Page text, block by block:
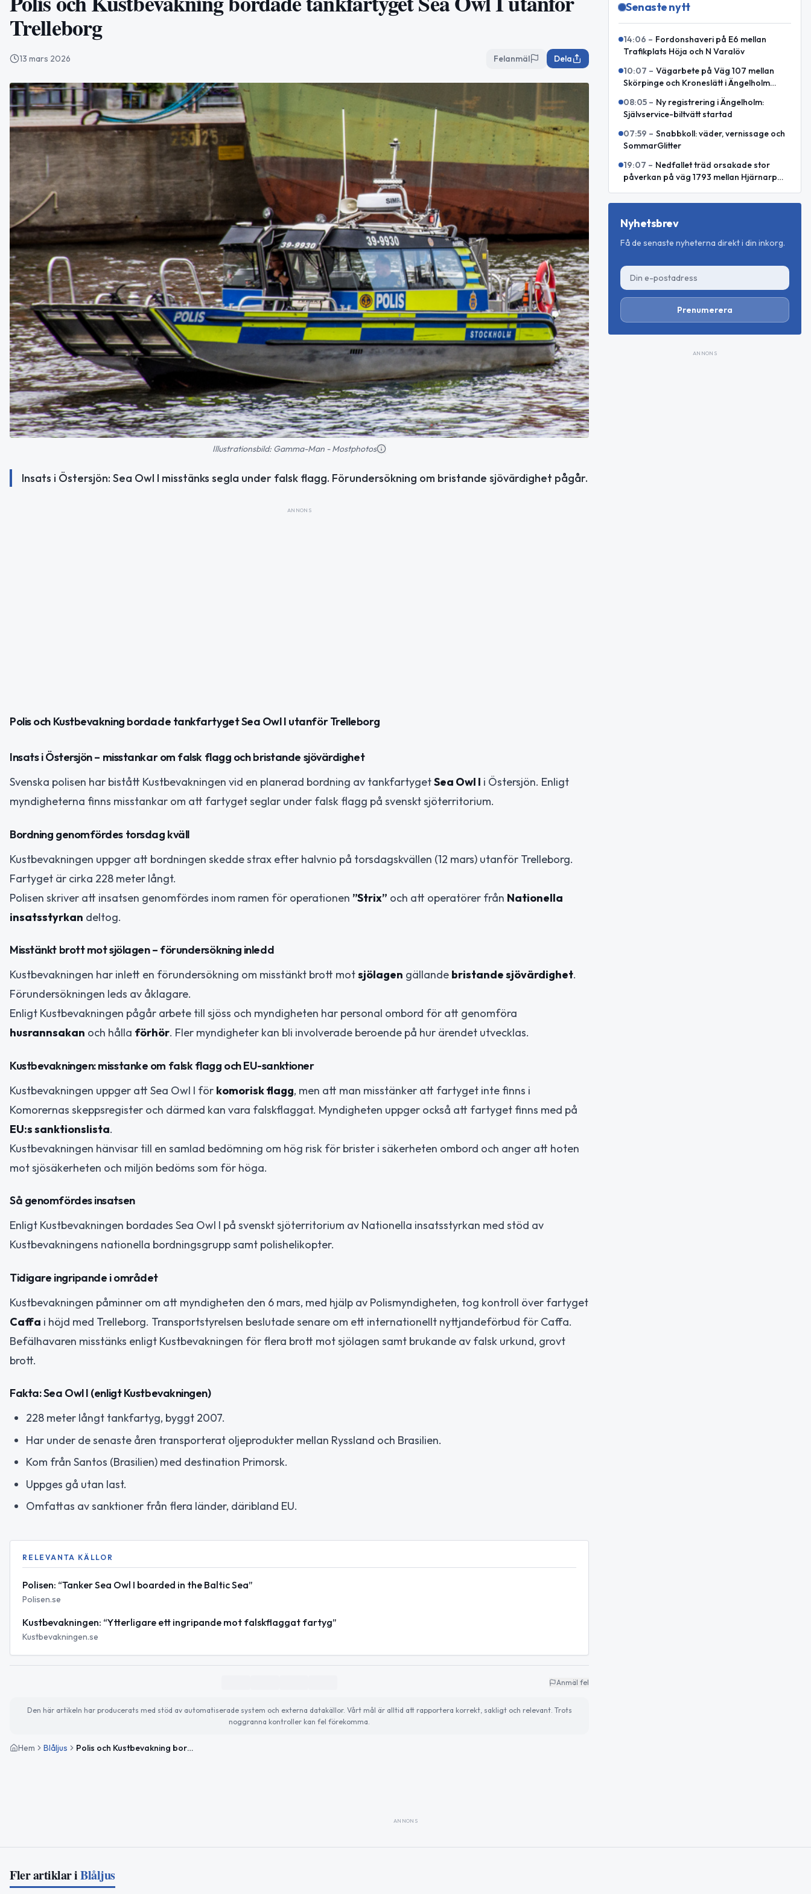
Trelleborg
13 mars 2026 Felanmäl Dela
Illustrationsbild: Gamma-Man - Mostphotos
Insats i Östersjön: Sea Owl I misstänks segla under falsk flagg. Förundersökning om bristande sjövärdighet pågår.
ANNONS
Polis och Kustbevakning bordade tankfartyget Sea Owl I utanför Trelleborg
Insats i Östersjön – misstankar om falsk flagg och bristande sjövärdighet
Svenska polisen har bistått Kustbevakningen vid en planerad bordning av tankfartygetSea Owl I i Östersjön. Enligt
myndigheterna finns misstankar om att fartyget seglar under falsk flagg på svenskt sjöterritorium.
Bordning genomfördes torsdag kväll
Kustbevakningen uppger att bordningen skedde strax efter halvnio på torsdagskvällen (12 mars) utanför Trelleborg.
Fartyget är cirka 228 meter långt.
Polisen skriver att insatsen genomfördes inom ramen för operationen ”Strix” och att operatörer från Nationella
insatsstyrkan deltog.
Misstänkt brott mot sjölagen – förundersökning inledd
Kustbevakningen har inlett en förundersökning om misstänkt brott motsjölagen gällande bristande sjövärdighet.
Förundersökningen leds av åklagare.
Enligt Kustbevakningen pågår arbete till sjöss och myndigheten har personal ombord för att genomföra
husrannsakan och hålla förhör. Fler myndigheter kan bli involverade beroende på hur ärendet utvecklas.
Kustbevakningen: misstanke om falsk flagg och EU-sanktioner
Kustbevakningen uppger att Sea Owl I för komorisk flagg, men att man misstänker att fartyget inte finns i
Komorernas skeppsregister och därmed kan vara falskflaggat. Myndigheten uppger också att fartyget finns med på
EU:s sanktionslista.
Kustbevakningen hänvisar till en samlad bedömning om hög risk för brister i säkerheten ombord och anger att hoten
mot sjösäkerheten och miljön bedöms som för höga.
Så genomfördes insatsen
Enligt Kustbevakningen bordades Sea Owl I på svenskt sjöterritorium av Nationella insatsstyrkan med stöd av
Kustbevakningens nationella bordningsgrupp samt polishelikopter.
Tidigare ingripande i området
Kustbevakningen påminner om att myndigheten den 6 mars, med hjälp av Polismyndigheten, tog kontroll över fartyget
Caffa i höjd med Trelleborg. Transportstyrelsen beslutade senare om ett internationellt nyttjandeförbud för Caffa.
Befälhavaren misstänks enligt Kustbevakningen för flera brott mot sjölagen samt brukande av falsk urkund, grovt
brott.
Fakta: Sea Owl I (enligt Kustbevakningen)
228 meter långt tankfartyg, byggt 2007.
Har under de senaste åren transporterat oljeprodukter mellan Ryssland och Brasilien.
Kom från Santos (Brasilien) med destination Primorsk.
Uppges gå utan last.
Omfattas av sanktioner från flera länder, däribland EU.
RELEVANTA KÄLLOR
Polisen: “Tanker Sea Owl I boarded in the Baltic Sea”
Polisen.se
Kustbevakningen: “Ytterligare ett ingripande mot falskflaggat fartyg”
Kustbevakningen.se
Anmäl fel
Den här artikeln har producerats med stöd av automatiserade system och externa datakällor. Vårt mål är alltid att rapportera korrekt, sakligt och relevant. Trots
noggranna kontroller kan fel förekomma.
Hem Blåljus Polis och Kustbevakning bordade tankfartyget Sea Owl I utanför Trelleborg
Senaste nytt
14:06 – Fordonshaveri på E6 mellan
Trafikplats Höja och N Varalöv
10:07 – Vägarbete på Väg 107 mellan
Skörpinge och Kroneslätt i Ängelholm
08:05 – Ny registrering i Ängelholm:
Självservice-biltvätt startad
07:59 – Snabbkoll: väder, vernissage och
SommarGlitter
19:07 – Nedfallet träd orsakade stor
påverkan på väg 1793 mellan Hjärnarp
Nyhetsbrev
Få de senaste nyheterna direkt i din inkorg.
Prenumerera
ANNONS
ANNONS
Fler artiklar iBlåljus